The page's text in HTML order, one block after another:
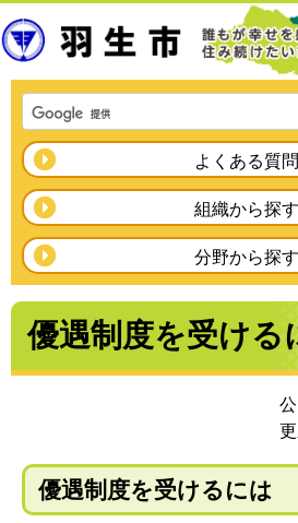
よくある質問
組織から探す
分野から探す
優遇制度を受ける
優遇制度を受けるには